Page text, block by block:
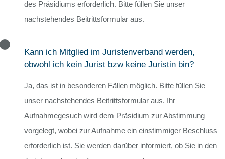
des Präsidiums erforderlich. Bitte füllen Sie unser
nachstehendes Beitrittsformular aus.
Kann ich Mitglied im Juristenverband werden,
obwohl ich kein Jurist bzw keine Juristin bin?
Ja, das ist in besonderen Fällen möglich. Bitte füllen Sie
unser nachstehendes Beitrittsformular aus. Ihr
Aufnahmegesuch wird dem Präsidium zur Abstimmung
vorgelegt, wobei zur Aufnahme ein einstimmiger Beschluss
erforderlich ist. Sie werden darüber informiert, ob Sie in den